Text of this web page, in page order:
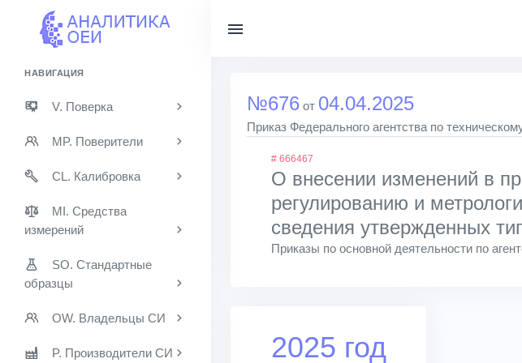
НАВИГАЦИЯ
V. Поверка
MP. Поверители
CL. Калибровка
MI. Средства
измерений
SO. Стандартные
образцы
OW. Владельцы СИ
P. Производители СИ
№676 от 04.04.2025
Приказ Федерального агентства по
# 666467
О внесении изменений в
регулированию и
сведения утвержденных
Приказы по основной деятельности по
2025 год